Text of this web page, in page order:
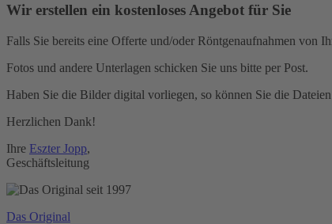
Wir erstellen ein kostenloses Angebot für Sie
Falls Sie bereits eine Offerte und/oder Röntgenaufnahmen von
Fotos und andere Unterlagen schicken Sie uns bitte per Post.
Haben Sie die Bilder digital vorliegen, so können Sie die
Herzlichen Dank!
Ihre Eszter Jopp,
Geschäftsleitung
Das Original